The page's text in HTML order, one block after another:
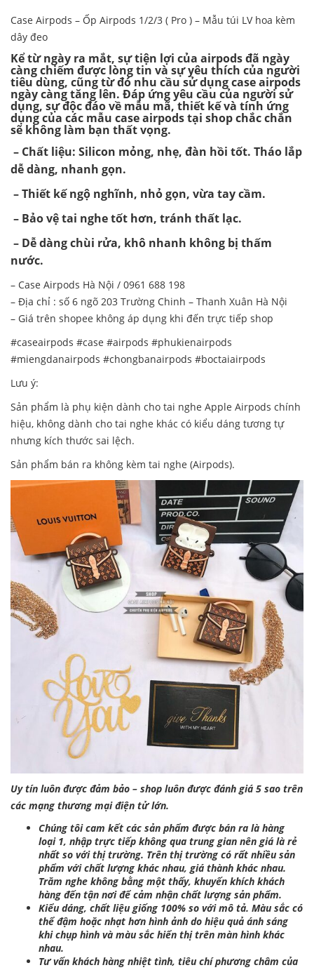
Case Airpods – Ốp Airpods 1/2/3 ( Pro ) – Mẫu túi LV hoa kèm
dây đeo
Kể từ ngày ra mắt, sự tiện lợi của airpods đã ngày
càng chiếm được lòng tin và sự yêu thích của người
tiêu dùng, cũng từ đó nhu cầu sử dụng case airpods
ngày càng tăng lên. Đáp ứng yêu cầu của người sử
dụng, sự độc đáo về mẫu mã, thiết kế và tính ứng
dụng của các mẫu case airpods tại shop chắc chắn
sẽ không làm bạn thất vọng.
– Chất liệu: Silicon mỏng, nhẹ, đàn hồi tốt. Tháo lắp
dễ dàng, nhanh gọn.
– Thiết kế ngộ nghĩnh, nhỏ gọn, vừa tay cầm.
– Bảo vệ tai nghe tốt hơn, tránh thất lạc.
– Dễ dàng chùi rửa, khô nhanh không bị thấm
nước.
– Case Airpods Hà Nội / 0961 688 198
– Địa chỉ : số 6 ngõ 203 Trường Chinh – Thanh Xuân Hà Nội
– Giá trên shopee không áp dụng khi đến trực tiếp shop
#caseairpods #case #airpods #phukienairpods
#miengdanairpods #chongbanairpods #boctaiairpods
Lưu ý:
Sản phẩm là phụ kiện dành cho tai nghe Apple Airpods chính
hiệu, không dành cho tai nghe khác có kiểu dáng tương tự
nhưng kích thước sai lệch.
Sản phẩm bán ra không kèm tai nghe (Airpods).
Uy tín luôn được đảm bảo – shop luôn được đánh giá 5 sao trên
các mạng thương mại điện tử lớn.
Chúng tôi cam kết các sản phẩm được bán ra là hàng
loại 1, nhập trực tiếp không qua trung gian nên giá là rẻ
nhất so với thị trường. Trên thị trường có rất nhiều sản
phẩm với chất lượng khác nhau, giá thành khác nhau.
Trăm nghe không bằng một thấy, khuyến khích khách
hàng đến tận nơi để cảm nhận chất lượng sản phẩm.
Kiểu dáng, chất liệu giống 100% so với mô tả. Màu sắc có
thể đậm hoặc nhạt hơn hình ảnh do hiệu quả ánh sáng
khi chụp hình và màu sắc hiển thị trên màn hình khác
nhau.
Tư vấn khách hàng nhiệt tình, tiêu chí phương châm của